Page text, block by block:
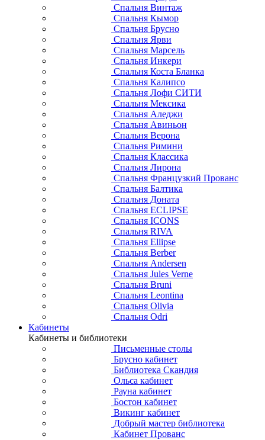
Спальня Винтаж
Спальня Кымор
Спальня Брусно
Спальня Ярви
Спальня Марсель
Спальня Инкери
Спальня Коста Бланка
Спальня Калипсо
Спальня Лофи СИТИ
Спальня Мексика
Спальня Аледжи
Спальня Авиньон
Спальня Верона
Спальня Римини
Спальня Классика
Спальня Лирона
Спальня Французкий Прованс
Спальня Балтика
Спальня Доната
Спальня ECLIPSE
Спальня ICONS
Спальня RIVA
Спальня Ellipse
Спальня Berber
Спальня Andersen
Спальня Jules Verne
Спальня Bruni
Спальня Leontina
Спальня Olivia
Спальня Odri
Кабинеты
Кабинеты и библиотеки
Письменные столы
Брусно кабинет
Библиотека Скандия
Ольса кабинет
Рауна кабинет
Бостон кабинет
Викинг кабинет
Добрый мастер библиотека
Кабинет Прованс